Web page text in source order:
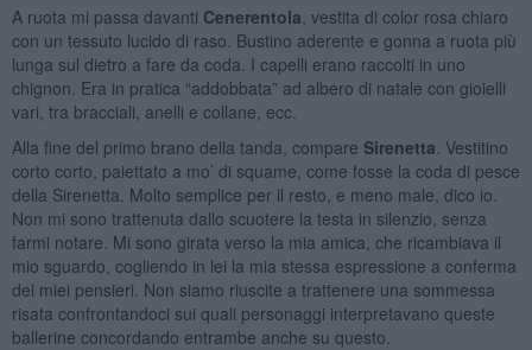
A ruota mi passa davanti Cenerentola , vestita di color rosa chiaro
con un tessuto lucido di raso. Bustino aderente e gonna a ruota più
lunga sul dietro a fare da coda. I capelli erano raccolti in uno
chignon. Era in pratica “addobbata” ad albero di natale con gioielli
vari, tra bracciali, anelli e collane, ecc.
Alla fine del primo brano della tanda, compare Sirenetta . Vestitino
corto corto, paiettato a mo’ di squame, come fosse la coda di pesce
della Sirenetta. Molto semplice per il resto, e meno male, dico io.
Non mi sono trattenuta dallo scuotere la testa in silenzio, senza
farmi notare. Mi sono girata verso la mia amica, che ricambiava il
mio sguardo, cogliendo in lei la mia stessa espressione a conferma
dei miei pensieri. Non siamo riuscite a trattenere una sommessa
risata confrontandoci sui quali personaggi interpretavano queste
ballerine concordando entrambe anche su questo.